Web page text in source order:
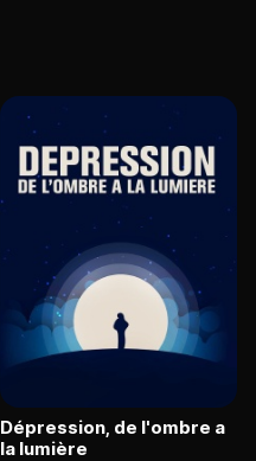
Dépression, de l'ombre a
la lumière